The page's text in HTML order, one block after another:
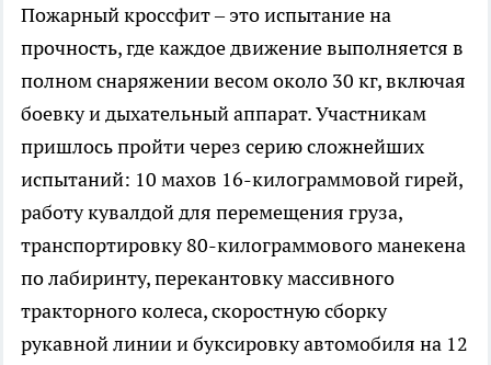
Пожарный кроссфит – это испытание на
прочность, где каждое движение выполняется в
полном снаряжении весом около 30 кг, включая
боевку и дыхательный аппарат. Участникам
пришлось пройти через серию сложнейших
испытаний: 10 махов 16-килограммовой гирей,
работу кувалдой для перемещения груза,
транспортировку 80-килограммового манекена
по лабиринту, перекантовку массивного
тракторного колеса, скоростную сборку
рукавной линии и буксировку автомобиля на 12